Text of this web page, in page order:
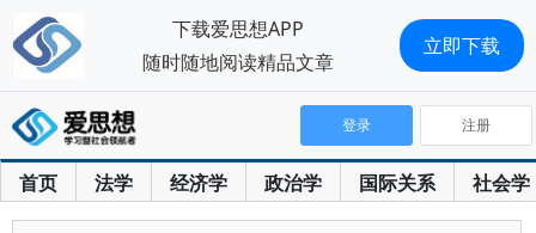
首页 法学 经济学 政治学 国际关系 社会学
登录 注册
下载爱思想APP
随时随地阅读精品文章
立即下载